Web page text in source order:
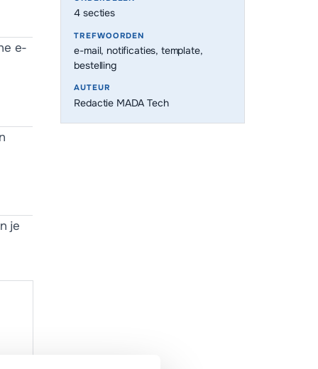
e-
je
4 secties
TREFWOORDEN
e-mail, notificaties, template,
bestelling
AUTEUR
Redactie MADA Tech